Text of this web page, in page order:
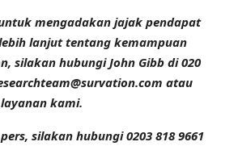
mengadakan jajak pendapat
lanjut tentang kemampuan
silakan hubungi John Gibb di 020
atau
kami.
silakan hubungi 0203 818 9661